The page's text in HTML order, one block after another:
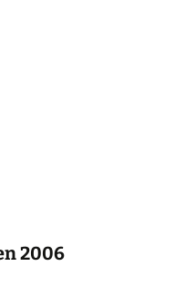
2006